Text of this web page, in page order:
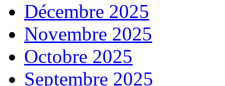
Décembre 2025
Novembre 2025
Octobre 2025
Septembre 2025